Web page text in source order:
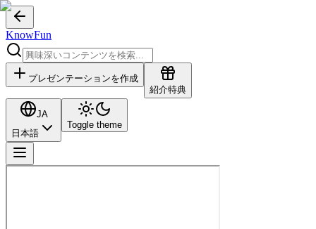
KnowFun
プレゼンテーションを作成
紹介特典
JA
日本語
Toggle theme